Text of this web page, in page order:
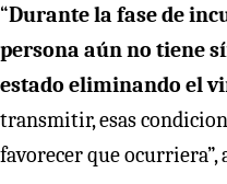
“Durante la fase de
persona aún no tiene
estado eliminando el
transmitir, esas
favorecer que ocurriera”,